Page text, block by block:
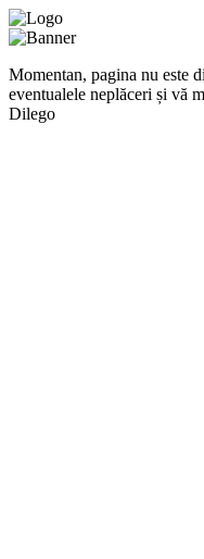
Momentan, pagina nu este
eventualele neplăceri și vă
Dilego